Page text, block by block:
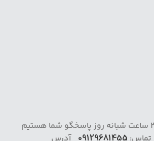
هفت روز هفته، 24 ساعت شبانه روز پاسخگو شما هستیم
09129681455